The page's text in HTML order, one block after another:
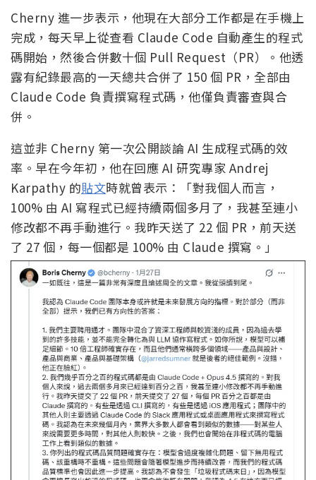
Cherny 進一步表示，他現在大部分工作都是在手機上
完成，每天早上從查看 Claude Code 自動產生的程式
碼開始，然後合併數十個 Pull Request（PR）。他透
露有紀錄最高的一天總共合併了 150 個 PR，全部由
Claude Code 負責撰寫程式碼，他僅負責審查與合
併。
這並非 Cherny 第一次公開談論 AI 生成程式碼的效
率。早在今年初，他在回應 AI 研究專家 Andrej
Karpathy 的貼文時就曾表示：「對我個人而言，
100% 由 AI 寫程式已經持續兩個多月了，我甚至連小
修改都不再手動進行。我昨天送了 22 個 PR，前天送
了 27 個，每一個都是 100% 由 Claude 撰寫。」